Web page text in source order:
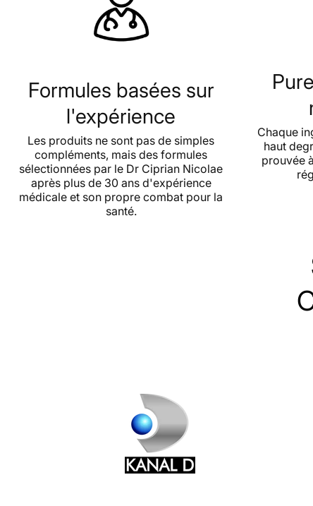
Formules basées sur
l'expérience
Les produits ne sont pas de simples
compléments, mais des formules
sélectionnées par le Dr Ciprian Nicolae
après plus de 30 ans d'expérience
médicale et son propre combat pour la
santé.
Chaque
haut
prouvée